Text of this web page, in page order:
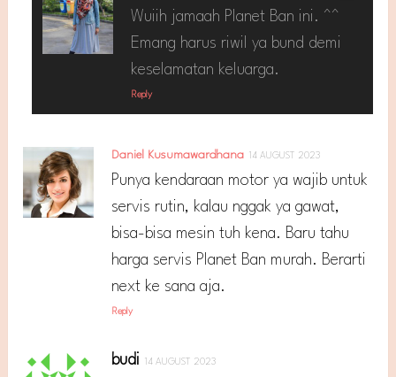
Wuiih jamaah Planet Ban ini. ^^
Emang harus riwil ya bund demi
keselamatan keluarga.
Reply
Daniel Kusumawardhana 14 AUGUST 2023
Punya kendaraan motor ya wajib untuk
servis rutin, kalau nggak ya gawat,
bisa-bisa mesin tuh kena. Baru tahu
harga servis Planet Ban murah. Berarti
next ke sana aja.
Reply
budi 14 AUGUST 2023